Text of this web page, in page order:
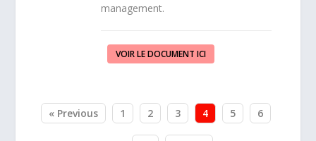
management.
VOIR LE DOCUMENT ICI
« Previous 1 2 3 4 5 6